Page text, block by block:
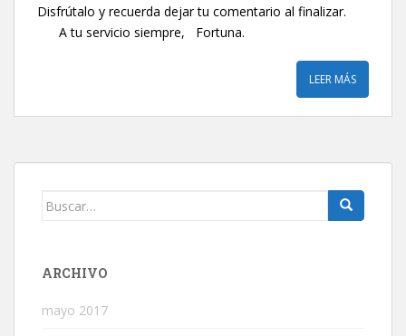
Disfrútalo y recuerda dejar tu comentario al finalizar.
A tu servicio siempre, Fortuna.
LEER MÁS
Buscar:
ARCHIVO
mayo 2017